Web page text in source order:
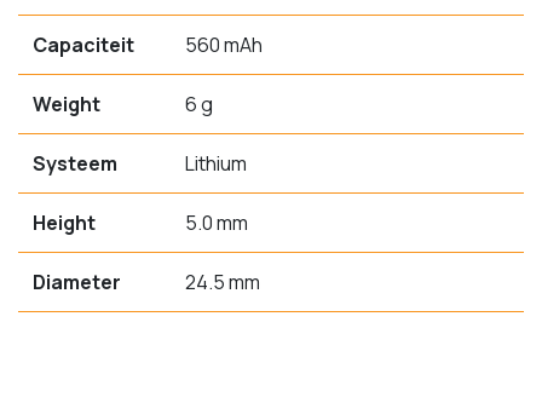
Capaciteit 560 mAh
Weight 6 g
Systeem Lithium
Height 5.0 mm
Diameter 24.5 mm